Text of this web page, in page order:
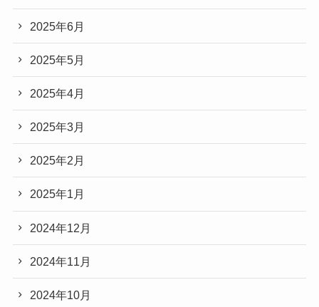
2025年6月
2025年5月
2025年4月
2025年3月
2025年2月
2025年1月
2024年12月
2024年11月
2024年10月